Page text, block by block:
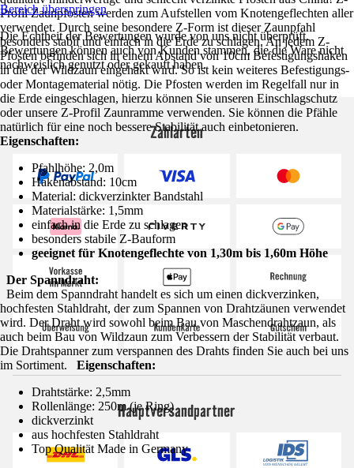
Profil Zaunpfosten werden zum Aufstellen vom Knotengeflechten aller
verwendet. Durch seine besondere Z-Form ist dieser Zaunpfahl
besonders stabil und einfach in die Erde zu schlagen. An jedem Z-
Pfosten befinden sich in einem Abstand von 10cm Befestigungshaken
in die der Wildzaun eingehakt wird. So ist kein weiteres Befestigungs-
oder Montagematerial nötig. Die Pfosten werden im Regelfall nur in
die Erde eingeschlagen, hierzu können Sie unseren Einschlagschutz
oder unsere Z-Profil Zaunramme verwenden. Sie können die Pfähle
natürlich für eine noch bessere Stabilität auch einbetonieren.
Eigenschaften:
Pfahlhöhe: 2,0m
Hakenabstand: 10cm
Material: dickverzinkter Bandstahl
Materialstärke: 1,5mm
einfach in die Erde zu schlagen
besonders stabile Z-Bauform
geeignet für Knotengeflechte von 1,30m bis 1,60m Höhe
Der Spanndraht:
Beim dem Spanndraht handelt es sich um einen dickverzinken,
hochfesten Stahldraht, der zum Spannen von Drahtzäunen verwendet
wird. Der Draht wird sowohl beim Bau von Maschendrahtzaun, als
auch beim Bau von Wildzaun zum Verbessern der Stabilität verbaut.
Die Drahtspanner zum verspannen des Drahts finden Sie auch bei uns
im Sortiment. Eigenschaften:
Drahtstärke: 2,5mm
Rollenlänge: 250m (je Ring)
dickverzinkt
aus hochfesten Stahldraht
Top Qualität Made in Germany
Bereich überspringen
Die Echtheit der Bewertungen wurde von uns nicht überprüft.
Bewertungen können auch von Kunden stammen, die die Ware nicht
nachweislich genutzt oder gekauft haben.
Zahlarten
Hauptversandpartner